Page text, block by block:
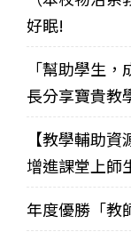
好眠!
「幫助學生
長分享寶貴教
【教學輔助
增進課堂上師
年度優勝「教